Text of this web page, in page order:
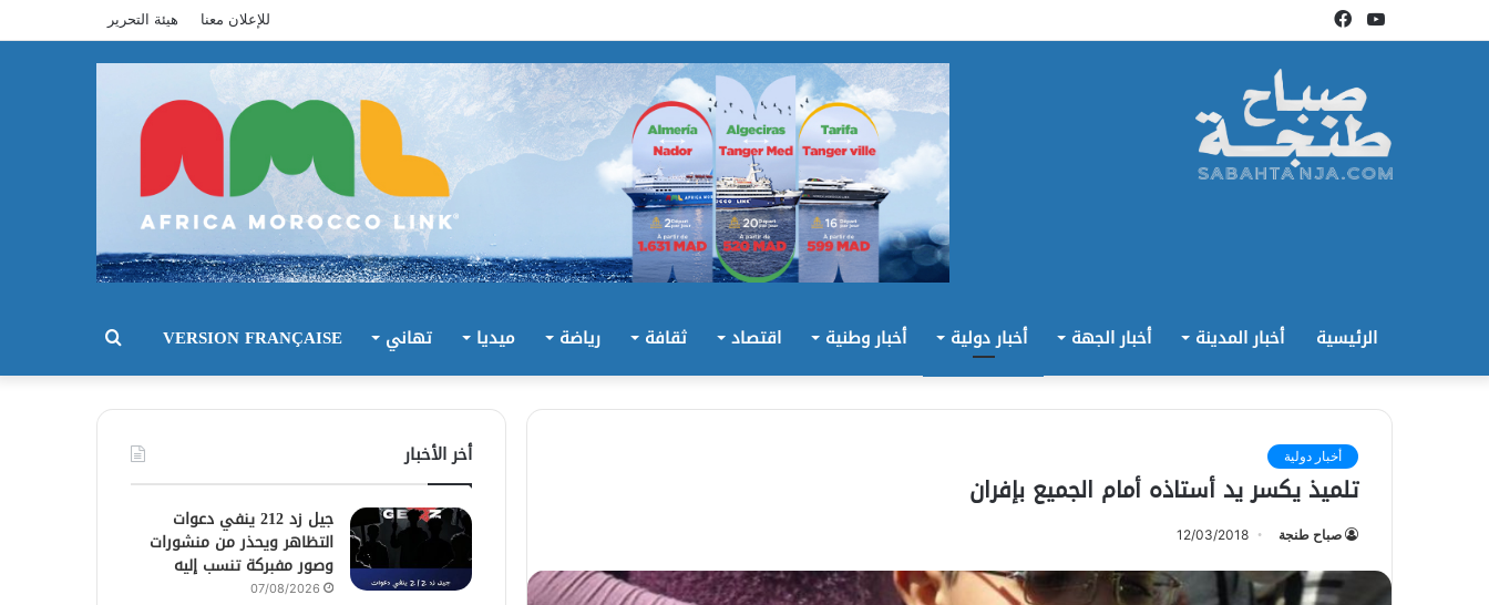
فيسبوكيوتيوب للإعلان معنا هيئة التحرير
الرئيسية أخبار المدينة أخبار الجهة أخبار دولية أخبار وطنية اقتصاد ثقافة رياضة ميديا تهاني VERSION FRANÇAISE بحث
أخبار دولية
تلميذ يكسر يد أستاذه أمام الجميع بإفران
صباح طنجة 12/03/2018
أخر الأخبار
جيل زد 212 ينفي دعوات
التظاهر ويحذر من منشورات
وصور مفبركة تنسب إليه
07/08/2026